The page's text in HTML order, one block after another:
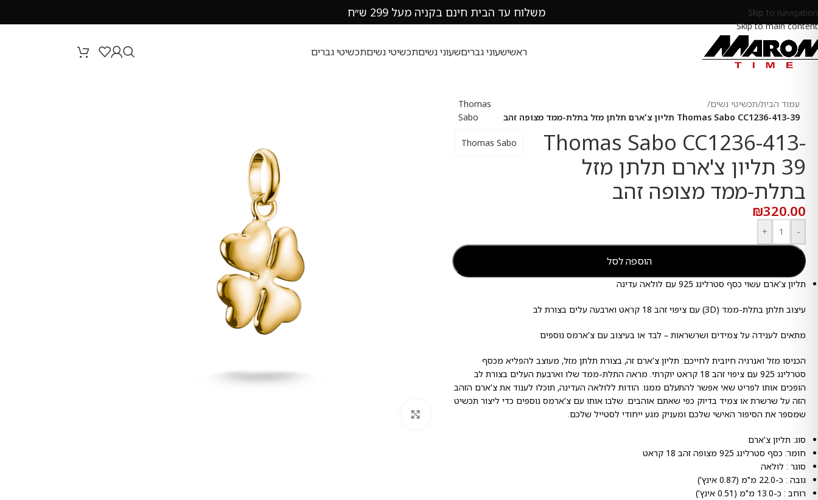
Skip to navigation
Skip to main content
משלוח עד הבית חינם בקניה מעל 299 ש״ח
ראשישעוני גבריםשעוני נשיםתכשיטי נשיםתכשיטי גברים
עמוד הבית/תכשיטי נשים/
Thomas Sabo CC1236-413-39 תליון צ'ארם תלתן מזל בתלת-ממד מצופה זהב
Thomas
Sabo
Thomas Sabo CC1236-413-
39 תליון צ'ארם תלתן מזל
בתלת-ממד מצופה זהב
Thomas Sabo
₪320.00
-
+
הוספה לסל
תליון צ'ארם עשוי כסף סטרלינג 925 עם לולאה עדינה
עיצוב תלתן בתלת-ממד (3D) עם ציפוי זהב 18 קראט וארבעה עלים בצורת לב
מתאים לענידה על צמידים ושרשראות – לבד או בעיצוב עם צ'ארמס נוספים
הכניסו מזל ואנרגיה חיובית לחייכם: תליון צ'ארם זה, בצורת תלתן מזל, מעוצב להפליא מכסף
סטרלינג 925 עם ציפוי זהב 18 קראט יוקרתי. מראה התלת-ממד שלו וארבעת העלים בצורת לב
הופכים אותו לפריט שאי אפשר להתעלם ממנו. הודות ללולאה העדינה, תוכלו לענוד את צ'ארם הזהב
הזה על שרשרת או צמיד בדיוק כפי שאתם אוהבים. שלבו אותו עם צ'ארמס נוספים כדי ליצור תכשיט
שמספר את הסיפור האישי שלכם ומעניק מגע ייחודי לסטייל שלכם.
סוג: תליון צ'ארם
חומר: כסף סטרלינג 925 מצופה זהב 18 קראט
סוגר : לולאה
גובה : כ-22.0 מ"מ (0.87 אינץ')
רוחב : כ-13.0 מ"מ (0.51 אינץ')